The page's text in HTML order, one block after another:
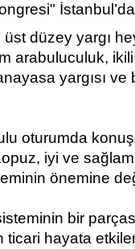
düzey yargı
arabuluculuk, ikili
yargısı
oturumda
iyi ve
önemine
bir
hayata